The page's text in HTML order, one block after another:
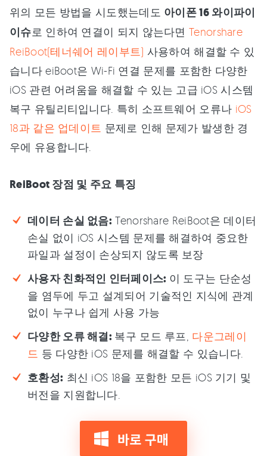
위의 모든 방법을 시도했는데도 아이폰 16 와이파이
이슈로 인하여 연결이 되지 않는다면Tenorshare
ReiBoot(테너쉐어 레이부트) 사용하여 해결할 수 있
습니다 eiBoot은 Wi-Fi 연결 문제를 포함한 다양한
iOS 관련 어려움을 해결할 수 있는 고급 iOS 시스템
복구 유틸리티입니다. 특히 소프트웨어 오류나 iOS
18과 같은 업데이트 문제로 인해 문제가 발생한 경
우에 유용합니다.
ReiBoot 장점 및 주요 특징
데이터 손실 없음: Tenorshare ReiBoot은 데이터
손실 없이 iOS 시스템 문제를 해결하여 중요한
파일과 설정이 손상되지 않도록 보장
사용자 친화적인 인터페이스: 이 도구는 단순성
을 염두에 두고 설계되어 기술적인 지식에 관계
없이 누구나 쉽게 사용 가능
다양한 오류 해결: 복구 모드 루프, 다운그레이
드 등 다양한 iOS 문제를 해결할 수 있습니다.
호환성: 최신 iOS 18을 포함한 모든 iOS 기기 및
버전을 지원합니다.